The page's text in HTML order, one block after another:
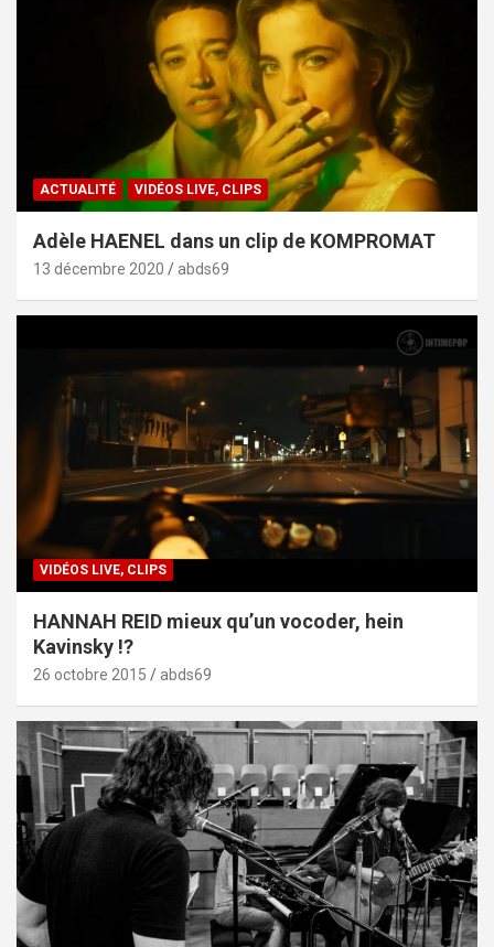
ACTUALITÉ VIDÉOS LIVE, CLIPS
Adèle HAENEL dans un clip de KOMPROMAT
13 décembre 2020 abds69
VIDÉOS LIVE, CLIPS
HANNAH REID mieux qu’un vocoder, hein
Kavinsky !?
26 octobre 2015 abds69